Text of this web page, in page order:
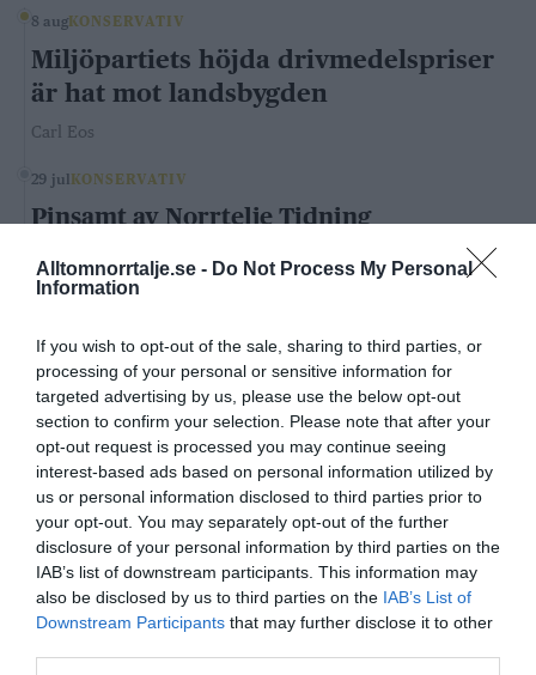
Alltomnorrtalje.se - Do Not Process My Personal
Information
If you wish to opt-out of the sale, sharing to third parties, or
processing of your personal or sensitive information for
targeted advertising by us, please use the below opt-out
section to confirm your selection. Please note that after your
opt-out request is processed you may continue seeing
interest-based ads based on personal information utilized by
us or personal information disclosed to third parties prior to
your opt-out. You may separately opt-out of the further
disclosure of your personal information by third parties on the
IAB’s list of downstream participants. This information may
also be disclosed by us to third parties on the IAB’s List of
Downstream Participants that may further disclose it to other
8 augKONSERVATIV
Miljöpartiets höjda drivmedelspriser
är hat mot landsbygden
Carl Eos
29 julKONSERVATIV
Pinsamt av Norrtelje Tidning
4 augLIBERAL
Norrtälje visar vägen: Fler elever
klarar grundskolan
Robert Beronius
29 jul LIBERAL
Dags att ge Rimbo mer makt?
Robert Beronius
Kultur/Nöje